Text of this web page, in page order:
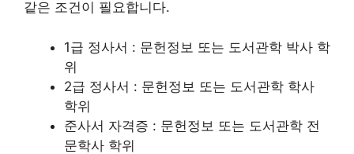
같은 조건이 필요합니다.
1급 정사서 : 문헌정보 또는 도서관학 박사 학
위
2급 정사서 : 문헌정보 또는 도서관학 학사
학위
준사서 자격증 : 문헌정보 또는 도서관학 전
문학사 학위